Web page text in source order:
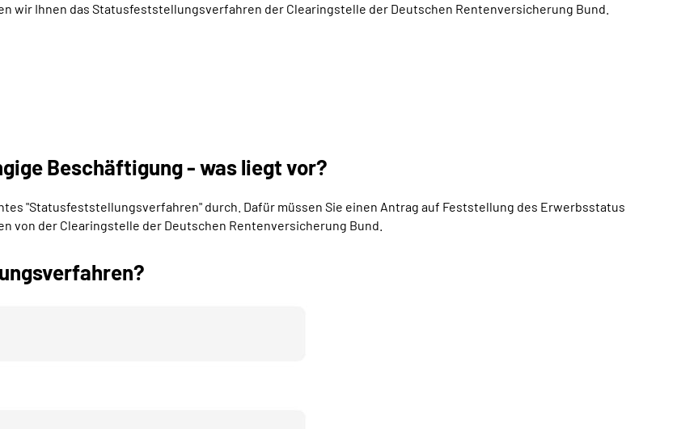
wir Ihnen das Statusfeststellungsverfahren der Clearingstelle der Deutschen Rentenversicherung Bund.
Beschäftigung - was liegt vor?
"Statusfeststellungsverfahren" durch. Dafür müssen Sie einen Antrag auf Feststellung des Erwerbsstatus
der Clearingstelle der Deutschen Rentenversicherung Bund.